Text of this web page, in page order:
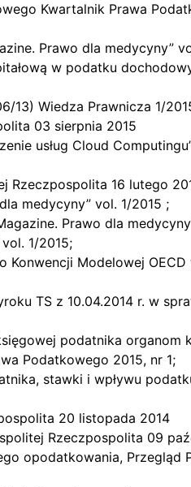
Kwartalnik Prawa
Prawo dla medycyny”
w podatku
13) Wiedza Prawnicza 1/
03 sierpnia 2015
usług Cloud
Rzeczpospolita 16 lutego
medycyny” vol. 1/2015 ;
Prawo dla
1/2015;
Konwencji Modelowej
TS z 10.04.2014 r. w
podatnika organom
Podatkowego 2015, nr 1;
stawki i wpływu
20 listopada 2014
Rzeczpospolita 09
opodatkowania, Przegląd